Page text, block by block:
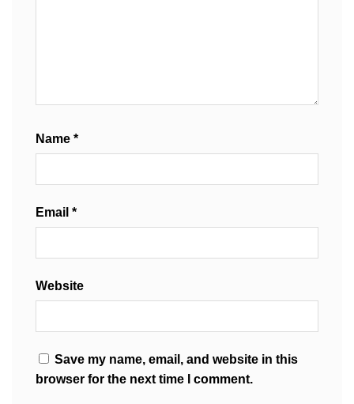
Name *
Email *
Website
Save my name, email, and website in this
browser for the next time I comment.